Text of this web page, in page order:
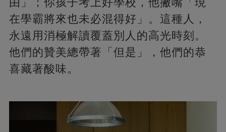
在學霸將來也未必混得好」。這種人，
永遠用消極解讀覆蓋別人的高光時刻。
他們的贊美總帶著「但是」，他們的恭
喜藏著酸味。